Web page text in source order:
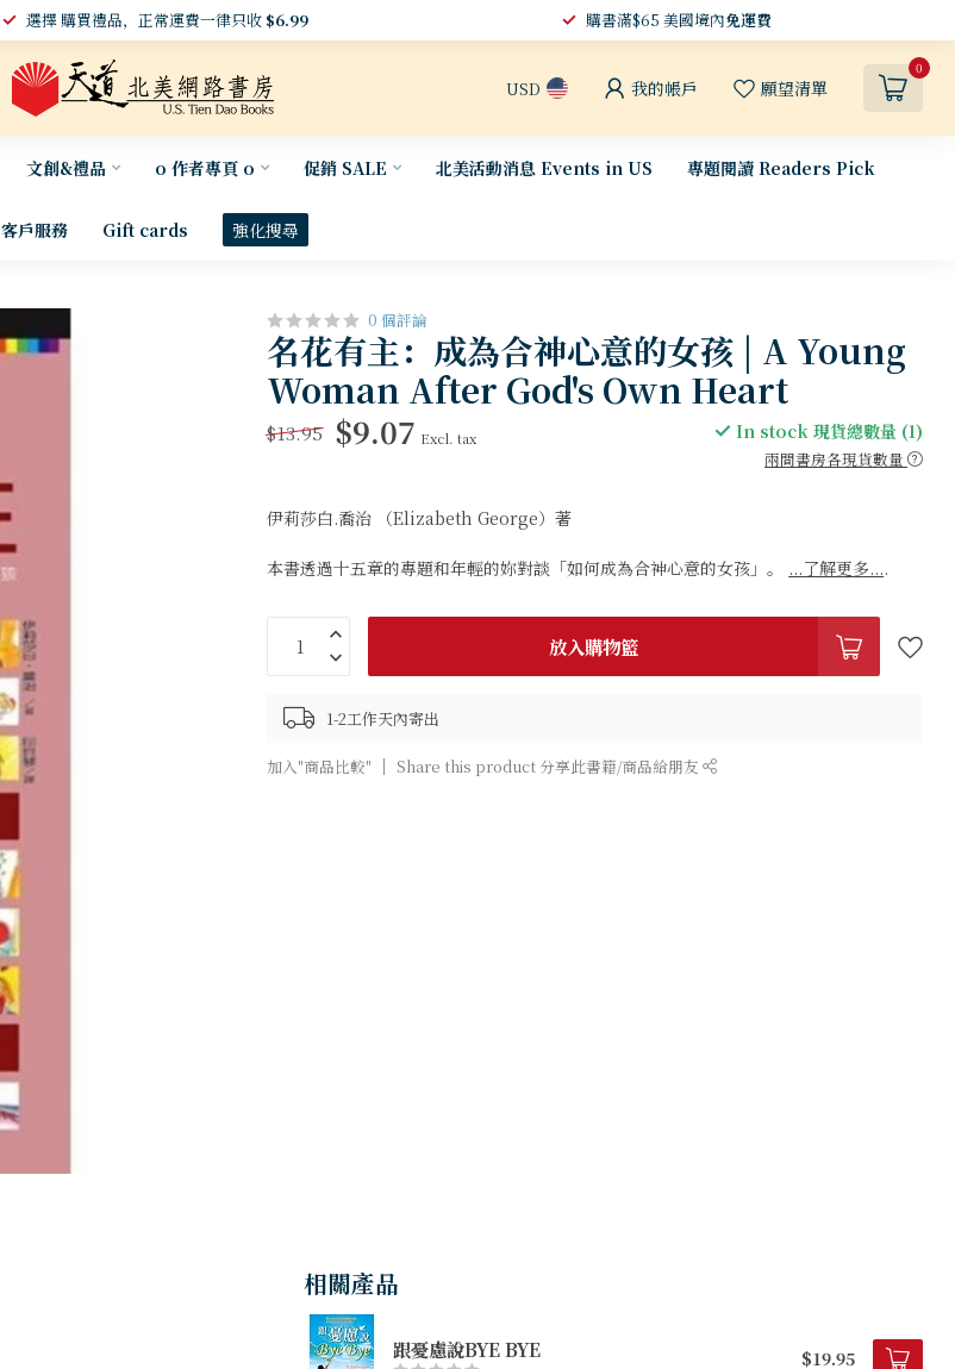
選擇 購買禮品，正常運費一律只收 $6.99 購書滿$65 美國境內免運費
USD 我的帳戶 願望清單
0
文創&禮品 o 作者專頁 o 促銷 SALE 北美活動消息 Events in US 專題閱讀 Readers Pick
客戶服務 Gift cards 強化搜尋
0 個評論
名花有主：成為合神心意的女孩 | A Young
Woman After God's Own Heart
$13.95 $9.07 Excl. tax In stock 現貨總數量 (1)
兩間書房各現貨數量
伊莉莎白.喬治 （Elizabeth George）著
本書透過十五章的專題和年輕的妳對談「如何成為合神心意的女孩」。 ...了解更多....
放入購物籃
1-2工作天內寄出
加入"商品比較" Share this product 分享此書籍/商品給朋友
相關產品
跟憂慮說BYE BYE $19.95